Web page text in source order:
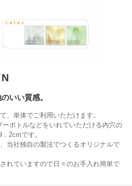
いい質感。
、単体でご利用いただけます。
ボトルなどをいれていただける内穴の
2cmです。
当社独自の製法でつくるオリジナルで
れていますので日々のお手入れ簡単で